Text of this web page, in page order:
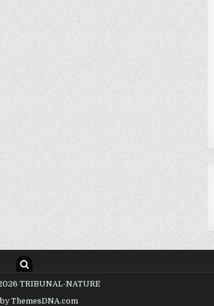
TRIBUNAL-NATURE
ThemesDNA.com